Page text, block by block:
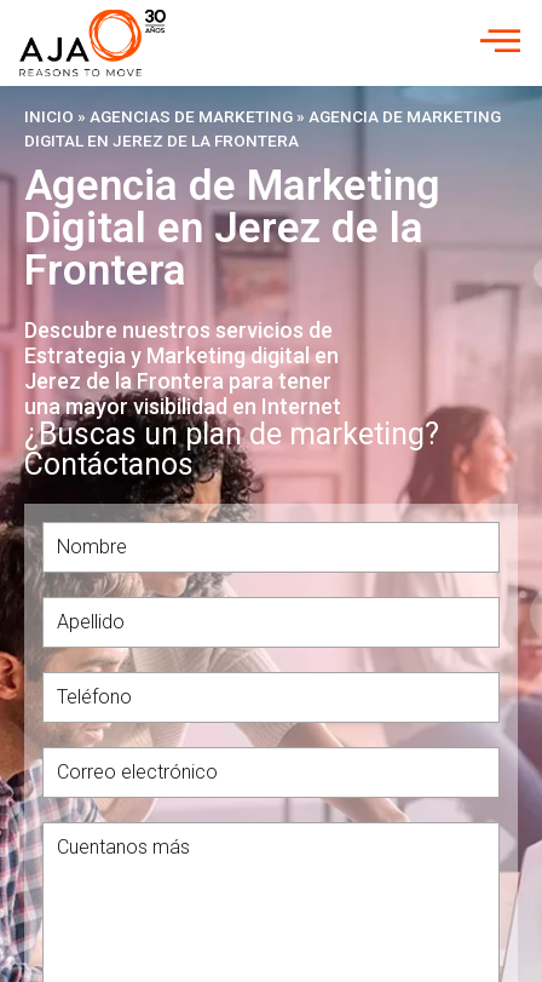
INICIO » AGENCIAS DE MARKETING » AGENCIA DE MARKETING
DIGITAL EN JEREZ DE LA FRONTERA
Agencia de Marketing
Digital en Jerez de la
Frontera
Descubre nuestros servicios de
Estrategia y Marketing digital en
Jerez de la Frontera para tener
una mayor visibilidad en Internet
¿Buscas un plan de marketing?
Contáctanos